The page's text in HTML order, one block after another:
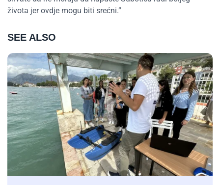
života jer ovdje mogu biti srećni.”
SEE ALSO